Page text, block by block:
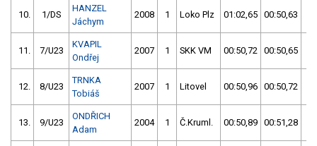
10. 1/DS
HANZEL
Jáchym
2008 1 Loko Plz 01:02,65 00:50,63
11. 7/U23
KVAPIL
Ondřej
2007 1 SKK VM 00:50,72 00:50,65
12. 8/U23
TRNKA
Tobiáš
2007 1 Litovel 00:50,96 00:50,72
13. 9/U23
ONDŘICH
Adam
2004 1 Č.Kruml. 00:50,89 00:51,28